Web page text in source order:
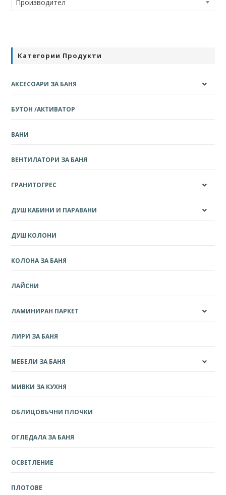
Производител
Категории Продукти
АКСЕСОАРИ ЗА БАНЯ
БУТОН /АКТИВАТОР
ВАНИ
ВЕНТИЛАТОРИ ЗА БАНЯ
ГРАНИТОГРЕС
ДУШ КАБИНИ И ПАРАВАНИ
ДУШ КОЛОНИ
КОЛОНА ЗА БАНЯ
ЛАЙСНИ
ЛАМИНИРАН ПАРКЕТ
ЛИРИ ЗА БАНЯ
МЕБЕЛИ ЗА БАНЯ
МИВКИ ЗА КУХНЯ
ОБЛИЦОВЪЧНИ ПЛОЧКИ
ОГЛЕДАЛА ЗА БАНЯ
ОСВЕТЛЕНИЕ
ПЛОТОВЕ